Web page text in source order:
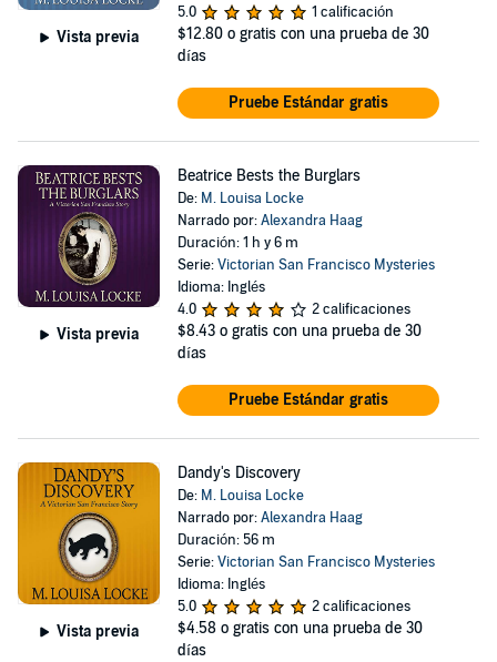
Vista previa
5.0
1 calificación
$12.80 o gratis con una prueba de 30
días
Pruebe Estándar gratis
Vista previa
Beatrice Bests the Burglars
De: M. Louisa Locke
Narrado por:Alexandra Haag
Duración: 1 h y 6 m
Serie:Victorian San Francisco Mysteries
Idioma: Inglés
4.0
2 calificaciones
$8.43 o gratis con una prueba de 30
días
Pruebe Estándar gratis
Vista previa
Dandy's Discovery
De: M. Louisa Locke
Narrado por:Alexandra Haag
Duración: 56 m
Serie:Victorian San Francisco Mysteries
Idioma: Inglés
5.0
2 calificaciones
$4.58 o gratis con una prueba de 30
días